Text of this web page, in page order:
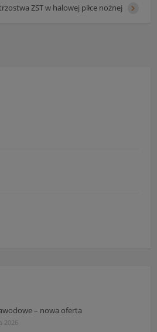
ZST w halowej piłce nożnej
– nowa oferta
2026